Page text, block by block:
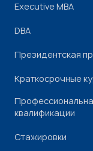
Executive MBA
DBA
Президентская
Краткосрочные
квалификации
Стажировки